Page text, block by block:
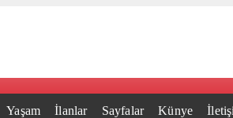
Yaşam İlanlar Sayfalar Künye